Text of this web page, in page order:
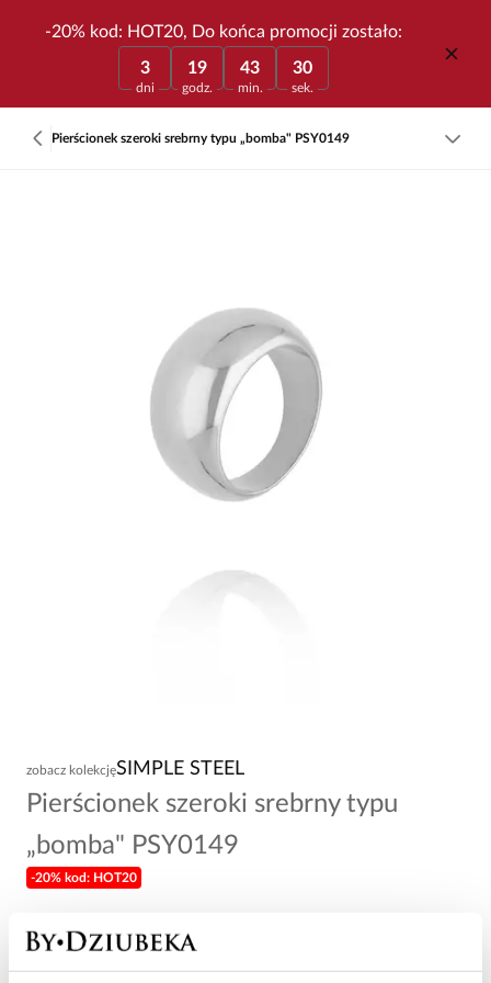
-20% kod: HOT20, Do końca promocji zostało:
3
dni
19
godz.
43
min.
30
sek.
Pierścionek szeroki srebrny typu „bomba" PSY0149
zobacz kolekcjęSIMPLE STEEL
Pierścionek szeroki srebrny typu
„bomba" PSY0149
-20% kod: HOT20
79,00 zł